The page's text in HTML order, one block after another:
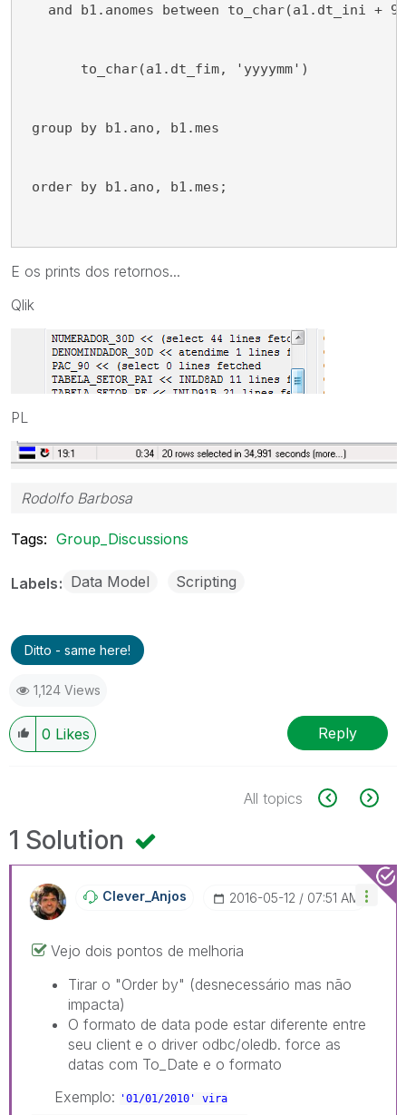
and b1.anomes between to_char(a1.dt_ini +
to_char(a1.dt_fim, 'yyyymm')
group by b1.ano, b1.mes
order by b1.ano, b1.mes;
E os prints dos retornos...
Qlik
PL
Rodolfo Barbosa
Tags: Group_Discussions
Labels Data Model Scripting
Ditto - same here!
1,124 Views
0 Likes Reply
All topics
1 Solution
Clever_Anjos ‎2016-05-12 07:51 AM
Vejo dois pontos de melhoria
Tirar o "Order by" (desnecessário mas não
impacta)
O formato de data pode estar diferente entre
seu client e o driver odbc/oledb. force as
datas com To_Date e o formato
Exemplo:
'01/01/2010' vira